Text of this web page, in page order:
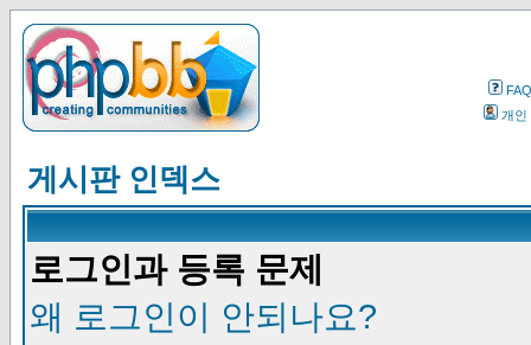
FAQ
개인
게시판 인덱스
로그인과 등록 문제
왜 로그인이 안되나요?